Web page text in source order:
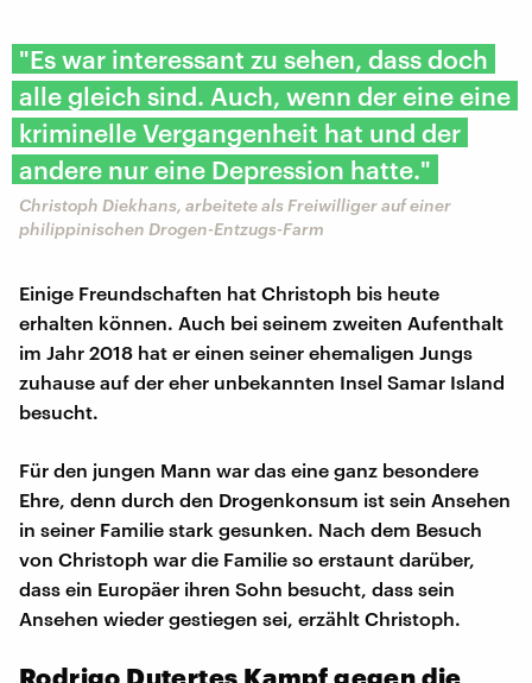
"Es war interessant zu sehen, dass doch
alle gleich sind. Auch, wenn der eine eine
kriminelle Vergangenheit hat und der
andere nur eine Depression hatte."
Christoph Diekhans, arbeitete als Freiwilliger auf einer
philippinischen Drogen-Entzugs-Farm
Einige Freundschaften hat Christoph bis heute
erhalten können. Auch bei seinem zweiten Aufenthalt
im Jahr 2018 hat er einen seiner ehemaligen Jungs
zuhause auf der eher unbekannten Insel Samar Island
besucht.
Für den jungen Mann war das eine ganz besondere
Ehre, denn durch den Drogenkonsum ist sein Ansehen
in seiner Familie stark gesunken. Nach dem Besuch
von Christoph war die Familie so erstaunt darüber,
dass ein Europäer ihren Sohn besucht, dass sein
Ansehen wieder gestiegen sei, erzählt Christoph.
Rodrigo Dutertes Kampf gegen die